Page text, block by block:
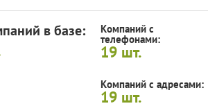
в базе: Компаний с
телефонами:
19 шт.
Компаний с адресами:
19 шт.